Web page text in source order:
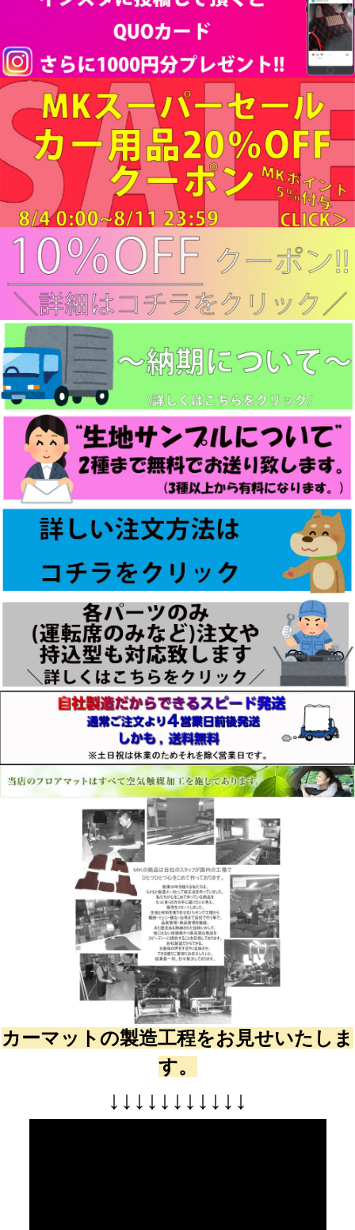
カーマットの製造工程をお見せいたしま
す。
↓ ↓ ↓ ↓ ↓ ↓ ↓ ↓ ↓ ↓ ↓